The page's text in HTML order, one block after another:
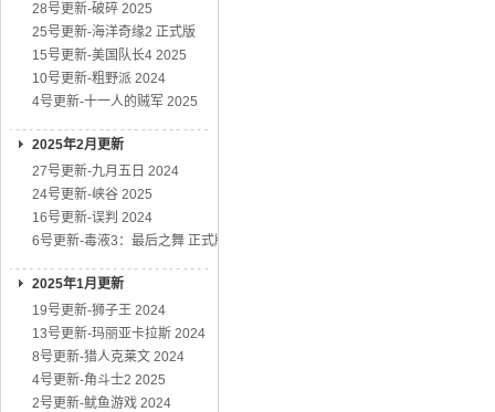
28号更新-破碎 2025
25号更新-海洋奇缘2 正式版
15号更新-美国队长4 2025
10号更新-粗野派 2024
4号更新-十一人的贼军 2025
2025年2月更新
27号更新-九月五日 2024
24号更新-峡谷 2025
16号更新-误判 2024
6号更新-毒液3：最后之舞 正式版
2025年1月更新
19号更新-狮子王 2024
13号更新-玛丽亚卡拉斯 2024
8号更新-猎人克莱文 2024
4号更新-角斗士2 2025
2号更新-鱿鱼游戏 2024